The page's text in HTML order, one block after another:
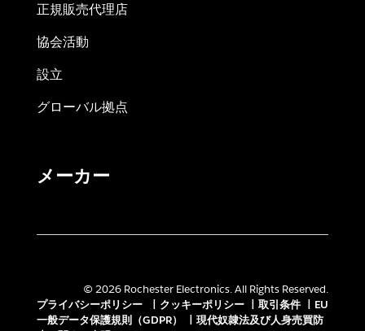
正規販売代理店
協会活動
設立
グローバル拠点
メーカー
© 2026 Rochester Electronics. All Rights Reserved.
プライバシーポリシー
クッキーポリシー 取引条件
EU
一般データ保護規則（GDPR）
現代奴隷法及び人身売買防